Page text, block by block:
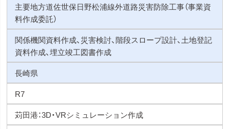
主要地方道佐世保日野松浦線外道路災害防除工事（事業資
料作成委託）
関係機関資料作成、災害検討、階段スロープ設計、土地登記
資料作成、埋立竣工図書作成
長崎県
R7
苅田港：3D・VRシミュレーション作成